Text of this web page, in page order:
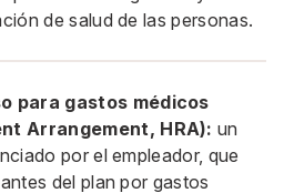
de salud de las personas.
para gastos médicos
Arrangement, HRA): un
por el empleador, que
del plan por gastos